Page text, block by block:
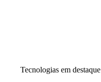
Tecnologias em destaque